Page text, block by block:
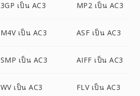
3GP เป็น AC3 MP2 เป็น AC3
M4V เป็น AC3 ASF เป็น AC3
SMP เป็น AC3 AIFF เป็น AC3
WV เป็น AC3 FLV เป็น AC3